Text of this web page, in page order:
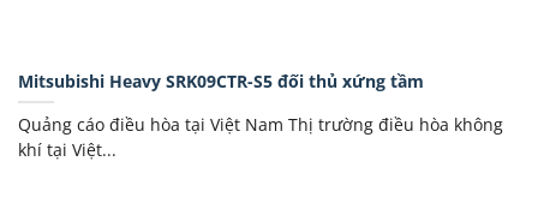
Mitsubishi Heavy SRK09CTR-S5 đối thủ xứng tầm
Quảng cáo điều hòa tại Việt Nam Thị trường điều hòa không
khí tại Việt...